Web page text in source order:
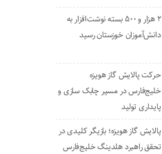
۲ هزار و ۵۰۰ بسته نوشت‌افزار به
دانش‌آموزان خوزستان رسید
حرکت پالایش گاز هویزه
خلیج‌فارس در مسیر چابک سازی و
پایداری تولید
پالایش گاز هویزه؛ بازیگر کلیدی در
تحقق راهبرد هلدینگ خلیج‌فارس